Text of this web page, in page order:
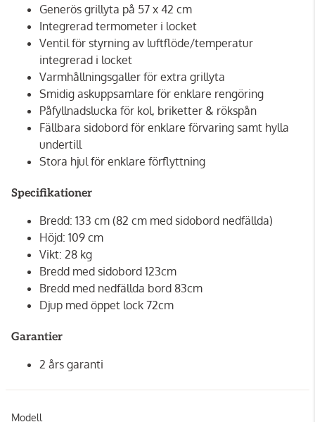
Generös grillyta på 57 x 42 cm
Integrerad termometer i locket
Ventil för styrning av luftflöde/temperatur
integrerad i locket
Varmhållningsgaller för extra grillyta
Smidig askuppsamlare för enklare rengöring
Påfyllnadslucka för kol, briketter & rökspån
Fällbara sidobord för enklare förvaring samt hylla
undertill
Stora hjul för enklare förflyttning
Specifikationer
Bredd: 133 cm (82 cm med sidobord nedfällda)
Höjd: 109 cm
Vikt: 28 kg
Bredd med sidobord 123cm
Bredd med nedfällda bord 83cm
Djup med öppet lock 72cm
Garantier
2 års garanti
Modell